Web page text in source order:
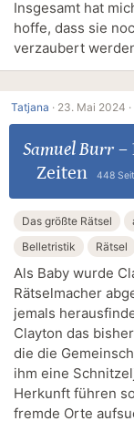
Insgesamt hat
hoffe, dass sie
verzaubert
Tatjana · 23. Mai 2024 ·
Samuel Burr–
Zeiten
448
Das größte Rätsel
Belletristik
Rätsel
Als Baby wurde
Rätselmacher
jemals
Clayton das
die die
ihm eine
Herkunft führen
fremde Orte